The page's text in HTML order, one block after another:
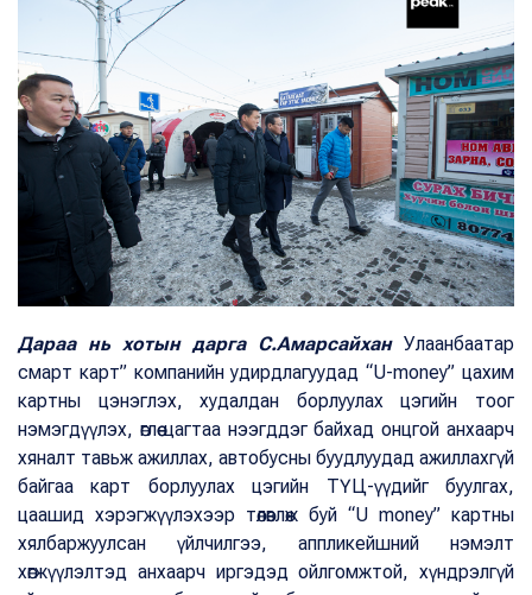
Дараа нь хотын дарга С.АмарсайханУлаанбаатар
смарт карт” компанийн удирдлагуудад “U-money” цахим
картны цэнэглэх, худалдан борлуулах цэгийн тоог
нэмэгдүүлэх, өглөө цагтаа нээгддэг байхад онцгой анхаарч
хяналт тавьж ажиллах, автобусны буудлуудад ажиллахгүй
байгаа карт борлуулах цэгийн ТҮЦ-үүдийг буулгах,
цаашид хэрэгжүүлэхээр төлөвлөж буй “U money” картны
хялбаржуулсан үйлчилгээ, аппликейшний нэмэлт
хөгжүүлэлтэд анхаарч иргэдэд ойлгомжтой, хүндрэлгүй